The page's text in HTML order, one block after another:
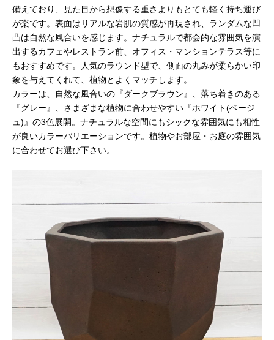
備えており、見た目から想像する重さよりもとても軽く持ち運び
が楽です。表面はリアルな岩肌の質感が再現され、ランダムな凹
凸は自然な風合いを感じます。ナチュラルで都会的な雰囲気を演
出するカフェやレストラン前、オフィス・マンションテラス等に
もおすすめです。人気のラウンド型で、側面の丸みが柔らかい印
象を与えてくれて、植物とよくマッチします。
カラーは、自然な風合いの『ダークブラウン』、落ち着きのある
『グレー』、さまざまな植物に合わせやすい『ホワイト(ベージ
ュ)』の3色展開。ナチュラルな空間にもシックな雰囲気にも相性
が良いカラーバリエーションです。植物やお部屋・お庭の雰囲気
に合わせてお選び下さい。